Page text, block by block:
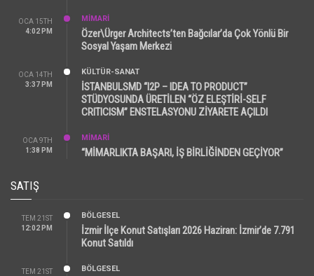
OCA 15TH
4:02 PM
MİMARİ
Özer\Ürger Architects’ten Bağcılar’da Çok Yönlü Bir
Sosyal Yaşam Merkezi
OCA 14TH
3:37 PM
KÜLTÜR-SANAT
İSTANBULSMD “I2P – IDEA TO PRODUCT”
STÜDYOSUNDA ÜRETİLEN “ÖZ ELEŞTİRİ-SELF
CRITICISM” ENSTELASYONU ZİYARETE AÇILDI
OCA 9TH
1:38 PM
MİMARİ
“MİMARLIKTA BAŞARI, İŞ BİRLİĞİNDEN GEÇİYOR”
SATIŞ
TEM 21ST
12:02 PM
BÖLGESEL
İzmir İlçe Konut Satışları 2026 Haziran: İzmir’de 7.791
Konut Satıldı
TEM 21ST
BÖLGESEL